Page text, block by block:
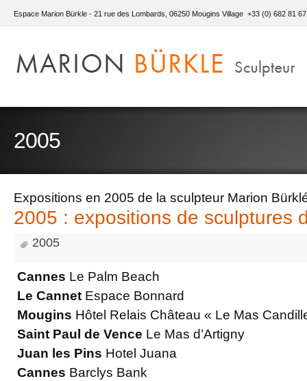
Espace Marion Bürkle - 21 rue des Lombards, 06250 Mougins Village +33 (0) 682 81
2005
Expositions en 2005 de la sculpteur Marion
2005 : expositions de sculptures
2005
Cannes Le Palm Beach
Le Cannet Espace Bonnard
Mougins Hôtel Relais Château « Le Mas
Saint Paul de Vence Le Mas d’Artigny
Juan les Pins Hotel Juana
Cannes Barclys Bank